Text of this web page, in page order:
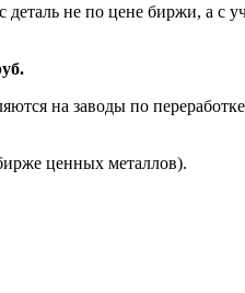
не по цене биржи, а с
на заводы по
ценных металлов).